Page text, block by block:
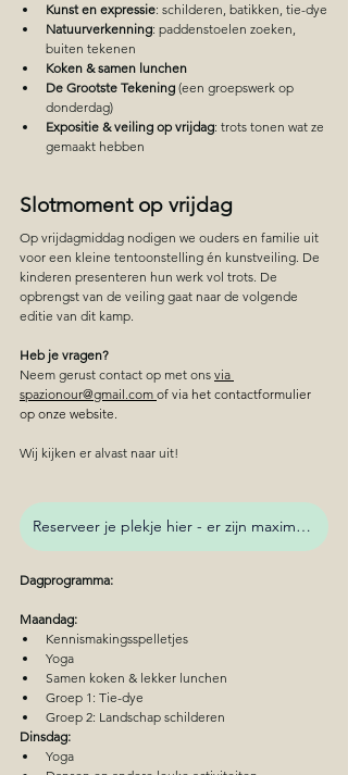
Kunst en expressie: schilderen, batikken, tie-dye
Natuurverkenning: paddenstoelen zoeken,
buiten tekenen
Koken & samen lunchen
De Grootste Tekening (een groepswerk op
donderdag)
Expositie & veiling op vrijdag: trots tonen wat ze
gemaakt hebben
Slotmoment op vrijdag
Op vrijdagmiddag nodigen we ouders en familie uit
voor een kleine tentoonstelling én kunstveiling. De
kinderen presenteren hun werk vol trots. De
opbrengst van de veiling gaat naar de volgende
editie van dit kamp.
Heb je vragen?
Neem gerust contact op met ons via
spazionour@gmail.com of via het contactformulier
op onze website.
Wij kijken er alvast naar uit!
Reserveer je plekje hier - er zijn maximaal 15 plaatsen
Dagprogramma:
Maandag:
Kennismakingsspelletjes
Yoga
Samen koken & lekker lunchen
Groep 1: Tie-dye
Groep 2: Landschap schilderen
Dinsdag:
Yoga